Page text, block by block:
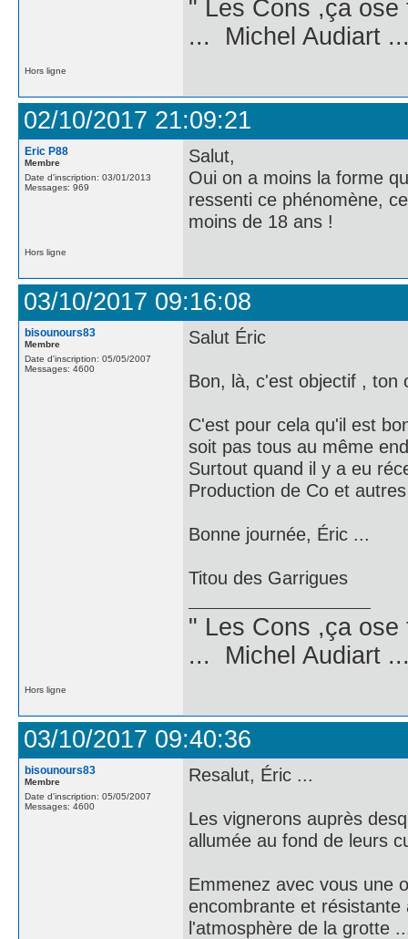
" Les Cons ,ça
... Michel Audiart
Hors ligne
02/10/2017 21:09:21
Eric P88
Membre
Date d'inscription: 03/01/2013
Messages: 969
Salut,
Oui on a moins la forme
ressenti ce phénomène,
moins de 18 ans !
Hors ligne
03/10/2017 09:16:08
bisounours83
Membre
Date d'inscription: 05/05/2007
Messages: 4600
Salut Éric
Bon, là, c'est objectif , ton
C'est pour cela qu'il est
soit pas tous au même
Surtout quand il y a eu
Production de Co et
Bonne journée, Éric ...
Titou des Garrigues
" Les Cons ,ça
... Michel Audiart
Hors ligne
03/10/2017 09:40:36
bisounours83
Membre
Date d'inscription: 05/05/2007
Messages: 4600
Resalut, Éric ...
Les vignerons auprès
allumée au fond de leurs
Emmenez avec vous une
encombrante et
l'atmosphère de la grotte